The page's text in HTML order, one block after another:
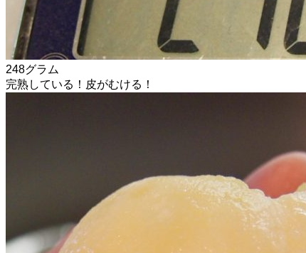
248グラム
完熟している！皮がむける！